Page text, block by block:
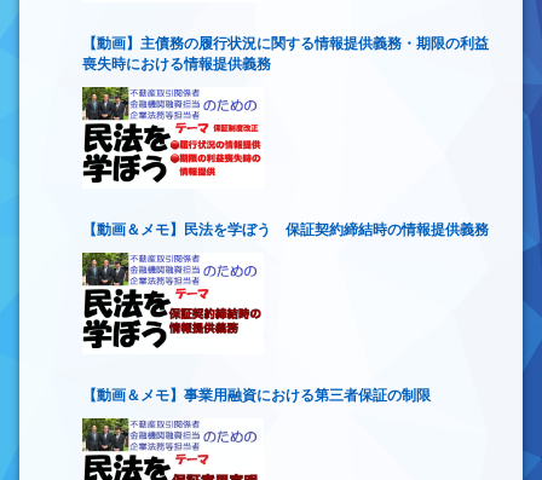
【動画】主債務の履行状況に関する情報提供義務・期限の利益
喪失時における情報提供義務
【動画＆メモ】民法を学ぼう 保証契約締結時の情報提供義務
【動画＆メモ】事業用融資における第三者保証の制限